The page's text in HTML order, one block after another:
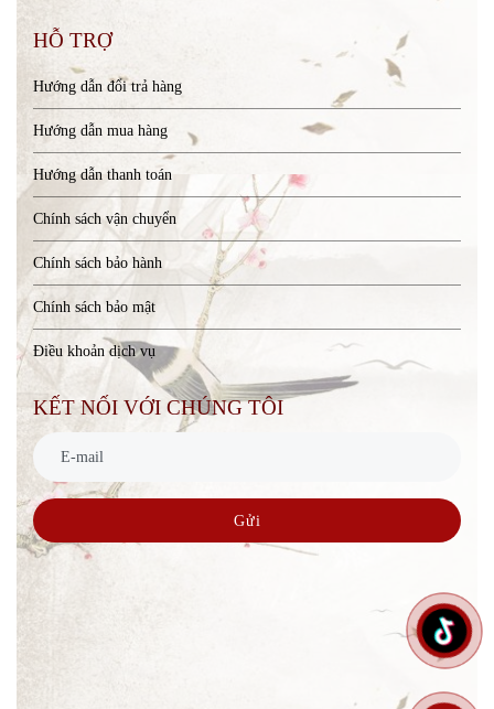
HỖ TRỢ
Hướng dẫn đổi trả hàng
Hướng dẫn mua hàng
Hướng dẫn thanh toán
Chính sách vận chuyển
Chính sách bảo hành
Chính sách bảo mật
Điều khoản dịch vụ
KẾT NỐI VỚI CHÚNG TÔI
Gửi